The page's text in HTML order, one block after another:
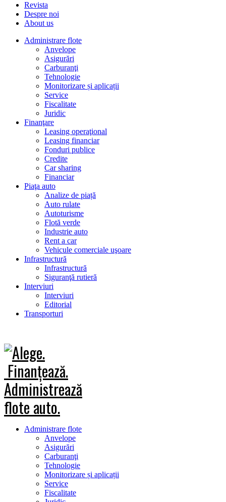
Revista
Despre noi
About us
Administrare flote
Anvelope
Asigurări
Carburanţi
Tehnologie
Monitorizare și aplicații
Service
Fiscalitate
Juridic
Finanţare
Leasing operaţional
Leasing financiar
Fonduri publice
Credite
Car sharing
Financiar
Piaţa auto
Analize de piață
Auto rulate
Autoturisme
Flotă verde
Industrie auto
Rent a car
Vehicule comerciale uşoare
Infrastructură
Infrastructură
Siguranţă rutieră
Interviuri
Interviuri
Editorial
Transporturi
Administrare flote
Anvelope
Asigurări
Carburanţi
Tehnologie
Monitorizare și aplicații
Service
Fiscalitate